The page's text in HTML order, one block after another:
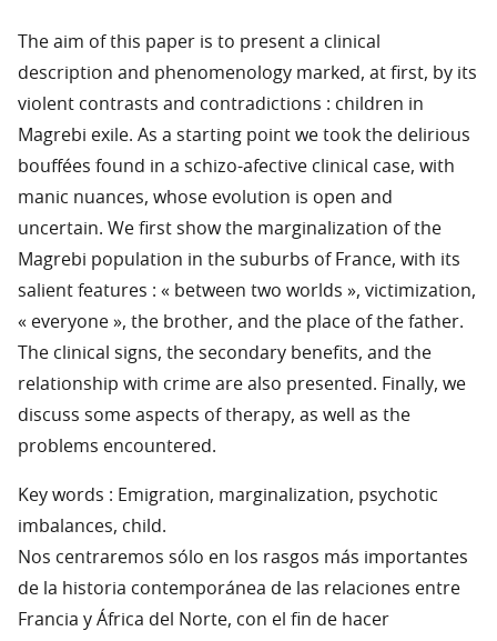
The aim of this paper is to present a clinical
description and phenomenology marked, at first, by its
violent contrasts and contradictions : children in
Magrebi exile. As a starting point we took the delirious
bouffées found in a schizo-afective clinical case, with
manic nuances, whose evolution is open and
uncertain. We first show the marginalization of the
Magrebi population in the suburbs of France, with its
salient features : « between two worlds », victimization,
« everyone », the brother, and the place of the father.
The clinical signs, the secondary benefits, and the
relationship with crime are also presented. Finally, we
discuss some aspects of therapy, as well as the
problems encountered.
Key words : Emigration, marginalization, psychotic
imbalances, child.
Nos centraremos sólo en los rasgos más importantes
de la historia contemporánea de las relaciones entre
Francia y África del Norte, con el fin de hacer